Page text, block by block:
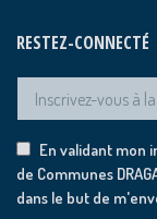
RESTEZ-CONNECTÉ
En validant mon
de Communes
dans le but de